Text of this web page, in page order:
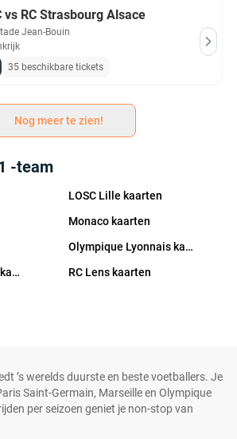
vs RC Strasbourg Alsace
Jean-Bouin
35 beschikbare tickets
Nog meer te zien!
-team
LOSC Lille kaarten
Monaco kaarten
Olympique Lyonnais kaarten
Paris Saint-Germain kaarten
RC Lens kaarten
’s werelds duurste en beste voetballers. Je
Saint-Germain, Marseille en Olympique
per seizoen geniet je non-stop van